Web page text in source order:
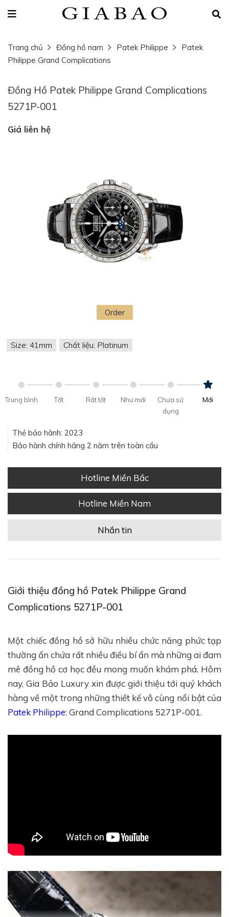
Trang chủ Đồng hồ nam Patek Philippe
Patek
Philippe Grand Complications
Đồng Hồ Patek Philippe Grand Complications
5271P-001
Giá liên hệ
Order
Size: 41mm Chất liệu: Platinum
Trung bình Tốt Rất tốt Như mới
Chưa sử
dụng
Mới
Thẻ bảo hành: 2023
Bảo hành chính hãng 2 năm trên toàn cầu
Hotline Miền Bắc
Hotline Miền Nam
Nhắn tin
Giới thiệu đồng hồ Patek Philippe Grand
Complications 5271P-001
Một chiếc đồng hồ sở hữu nhiều chức năng phức tạp
thường ẩn chứa rất nhiều điều bí ẩn mà những ai đam
mê đồng hồ cơ học đều mong muốn khám phá. Hôm
nay, Gia Bảo Luxury xin được giới thiệu tới quý khách
hàng về một trong những thiết kế vô cùng nổi bật của
Patek Philippe: Grand Complications 5271P-001.